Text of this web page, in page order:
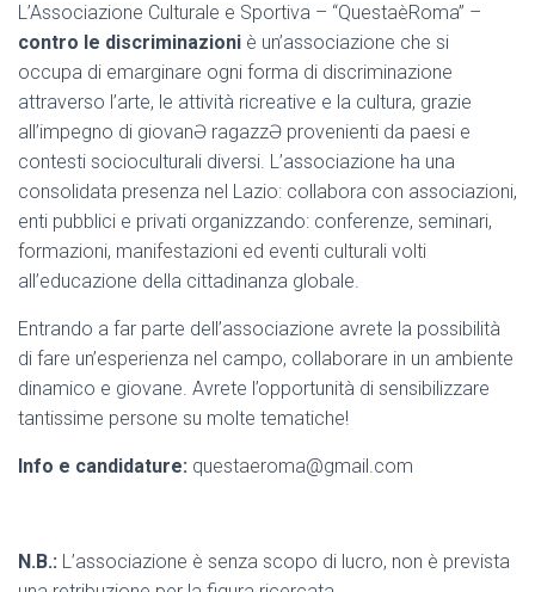
L’Associazione Culturale e Sportiva – “QuestaèRoma” –
contro le discriminazioni è un’associazione che si
occupa di emarginare ogni forma di discriminazione
attraverso l’arte, le attività ricreative e la cultura, grazie
all’impegno di giovanƏ ragazzƏ provenienti da paesi e
contesti socioculturali diversi. L’associazione ha una
consolidata presenza nel Lazio: collabora con associazioni,
enti pubblici e privati organizzando: conferenze, seminari,
formazioni, manifestazioni ed eventi culturali volti
all’educazione della cittadinanza globale.
Entrando a far parte dell’associazione avrete la possibilità
di fare un’esperienza nel campo, collaborare in un ambiente
dinamico e giovane. Avrete l’opportunità di sensibilizzare
tantissime persone su molte tematiche!
Info e candidature: questaeroma@gmail.com
N.B.: L’associazione è senza scopo di lucro, non è prevista